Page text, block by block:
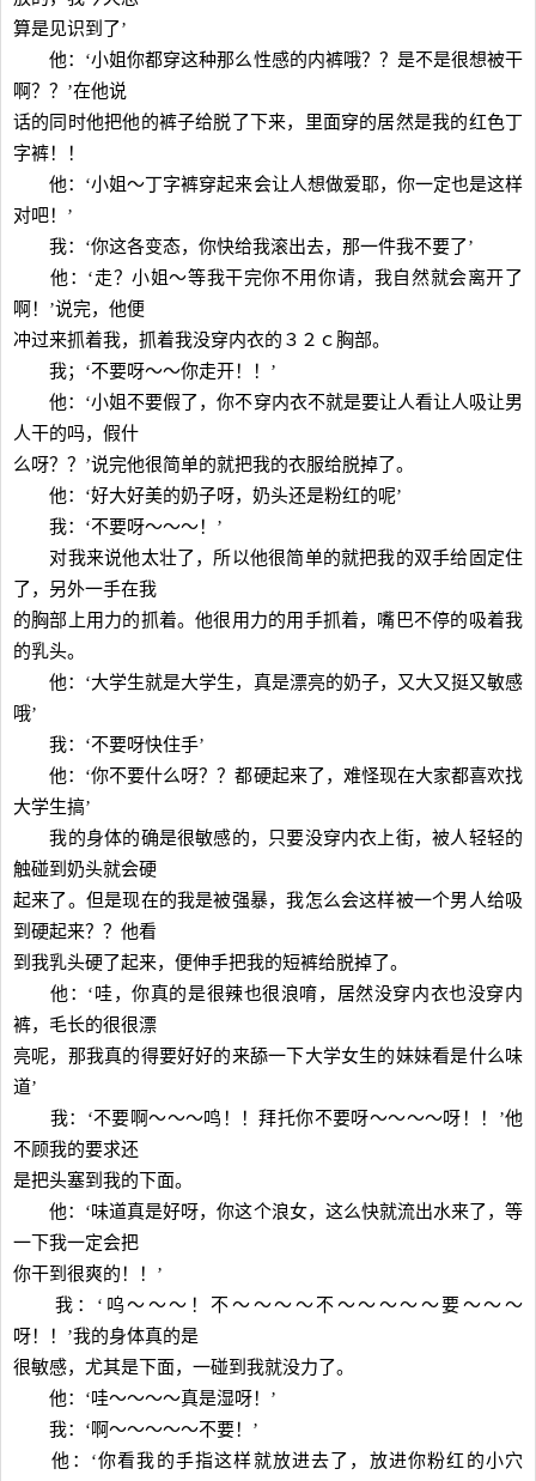
算是见识到了’
他：‘小姐你都穿这种那么性感的内裤哦？？是不是很想被干
啊？？’在他说
话的同时他把他的裤子给脱了下来，里面穿的居然是我的红色丁
字裤！！
他：‘小姐～丁字裤穿起来会让人想做爱耶，你一定也是这样
对吧！’
我：‘你这各变态，你快给我滚出去，那一件我不要了’
他：‘走？小姐～等我干完你不用你请，我自然就会离开了
啊！’说完，他便
冲过来抓着我，抓着我没穿内衣的３２ｃ胸部。
我；‘不要呀～～你走开！！’
他：‘小姐不要假了，你不穿内衣不就是要让人看让人吸让男
人干的吗，假什
么呀？？’说完他很简单的就把我的衣服给脱掉了。
他：‘好大好美的奶子呀，奶头还是粉红的呢’
我：‘不要呀～～～！’
对我来说他太壮了，所以他很简单的就把我的双手给固定住
了，另外一手在我
的胸部上用力的抓着。他很用力的用手抓着，嘴巴不停的吸着我
的乳头。
他：‘大学生就是大学生，真是漂亮的奶子，又大又挺又敏感
哦’
我：‘不要呀快住手’
他：‘你不要什么呀？？都硬起来了，难怪现在大家都喜欢找
大学生搞’
我的身体的确是很敏感的，只要没穿内衣上街，被人轻轻的
触碰到奶头就会硬
起来了。但是现在的我是被强暴，我怎么会这样被一个男人给吸
到硬起来？？他看
到我乳头硬了起来，便伸手把我的短裤给脱掉了。
他：‘哇，你真的是很辣也很浪唷，居然没穿内衣也没穿内
裤，毛长的很很漂
亮呢，那我真的得要好好的来舔一下大学女生的妹妹看是什么味
道’
我：‘不要啊～～～鸣！！拜托你不要呀～～～～呀！！’他
不顾我的要求还
是把头塞到我的下面。
他：‘味道真是好呀，你这个浪女，这么快就流出水来了，等
一下我一定会把
你干到很爽的！！’
我：‘呜～～～！不～～～～不～～～～～要～～～
呀！！’我的身体真的是
很敏感，尤其是下面，一碰到我就没力了。
他：‘哇～～～～真是湿呀！’
我：‘啊～～～～～不要！’
他：‘你看我的手指这样就放进去了，放进你粉红的小穴